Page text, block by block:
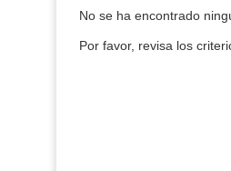
No se ha encontrado
Por favor, revisa los